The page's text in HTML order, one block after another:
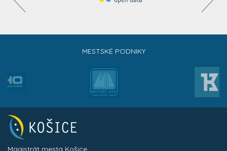
MESTSKÉ PODNIKY
Magistrát mesta Košice